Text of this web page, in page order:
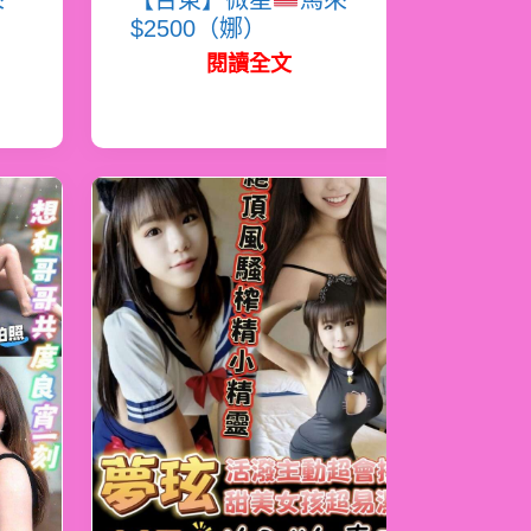
$2500（娜）
閱讀全文